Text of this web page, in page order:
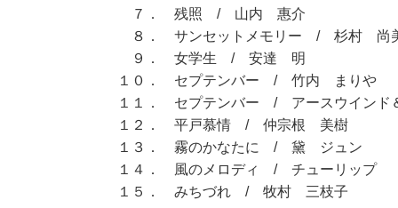
７． 残照 / 山内 惠介
８． サンセットメモリー / 杉村 尚
９． 女学生 / 安達 明
１０． セプテンバー / 竹内 まりや
１１． セプテンバー / アースウインド
１２． 平戸慕情 / 仲宗根 美樹
１３． 霧のかなたに / 黛 ジュン
１４． 風のメロディ / チューリップ
１５． みちづれ / 牧村 三枝子